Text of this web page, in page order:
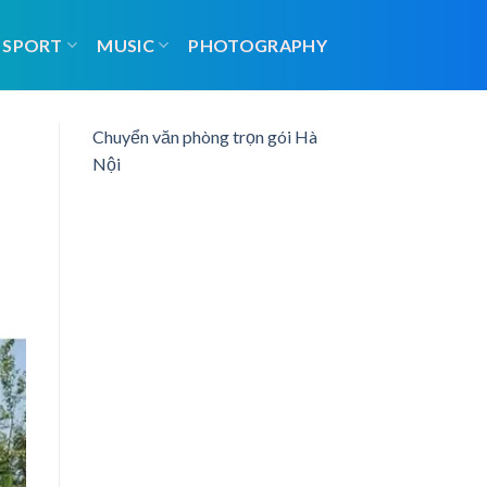
SPORT MUSIC PHOTOGRAPHY
Chuyển văn phòng trọn gói Hà
Nội